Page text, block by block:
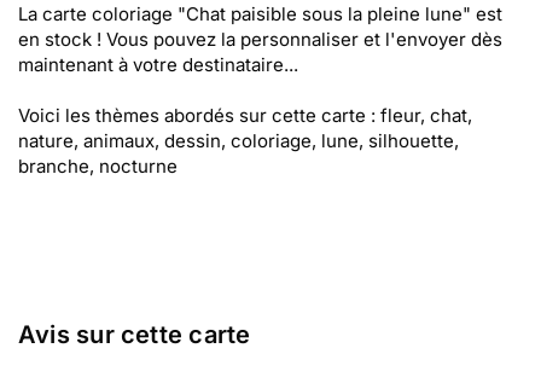
La carte coloriage "Chat paisible sous la pleine lune" est
en stock ! Vous pouvez la personnaliser et l'envoyer dès
maintenant à votre destinataire...
Voici les thèmes abordés sur cette carte : fleur, chat,
nature, animaux, dessin, coloriage, lune, silhouette,
branche, nocturne
Avis sur cette carte